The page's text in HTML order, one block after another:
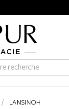
LANSINOH